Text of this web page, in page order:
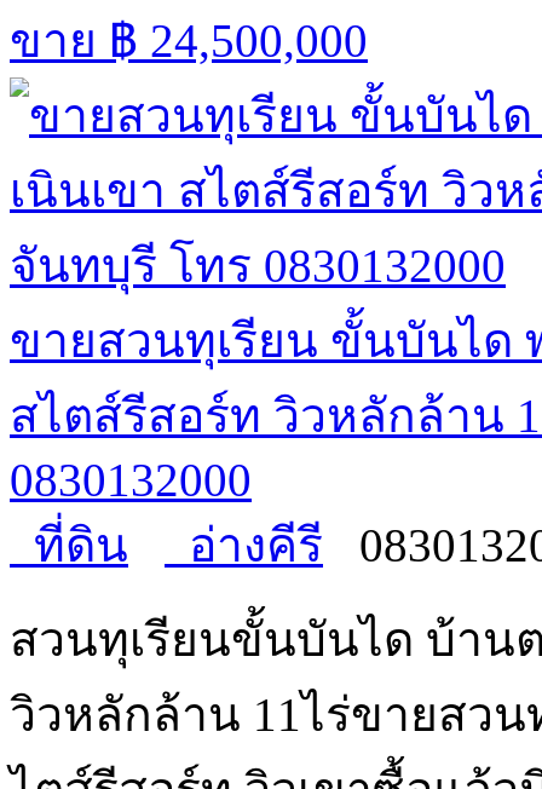
ขาย ฿ 24,500,000
ขายสวนทุเรียน ขั้นบันได
สไตส์รีสอร์ท วิวหลักล้าน
0830132000
ที่ดิน
อ่างคีรี
สวนทุเรียนขั้นบันได บ้าน
วิวหลักล้าน 11ไร่ขายสวน